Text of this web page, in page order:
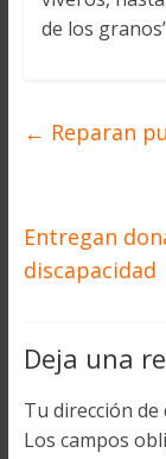
de los
← Reparan
Entregan
discapacidad
Deja una
Tu dirección
Los campos